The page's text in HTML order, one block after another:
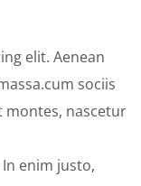
elit. Aenean
sociis
montes, nascetur
enim justo,